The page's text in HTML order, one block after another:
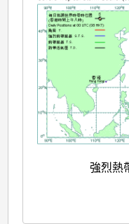
強烈熱